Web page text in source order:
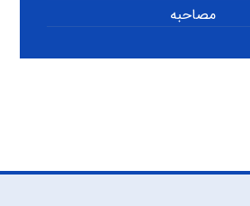
مصاحبه